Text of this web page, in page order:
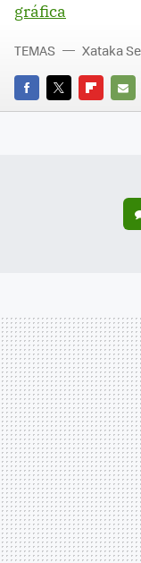
gráfica
FACEBOOK
TWITTER
E-
TEMAS Xataka